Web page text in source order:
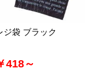
カートに入れる
ジ袋 ブラック
418～